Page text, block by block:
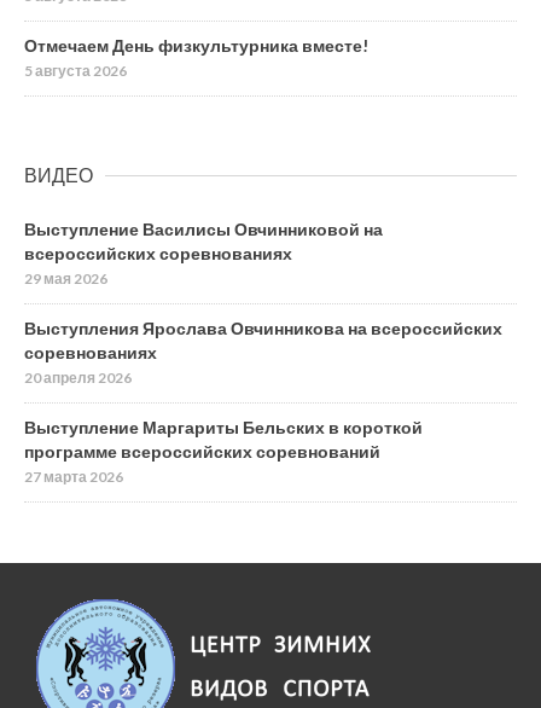
Отмечаем День физкультурника вместе!
5 августа 2026
ВИДЕО
Выступление Василисы Овчинниковой на
всероссийских соревнованиях
29 мая 2026
Выступления Ярослава Овчинникова на всероссийских
соревнованиях
20 апреля 2026
Выступление Маргариты Бельских в короткой
программе всероссийских соревнований
27 марта 2026